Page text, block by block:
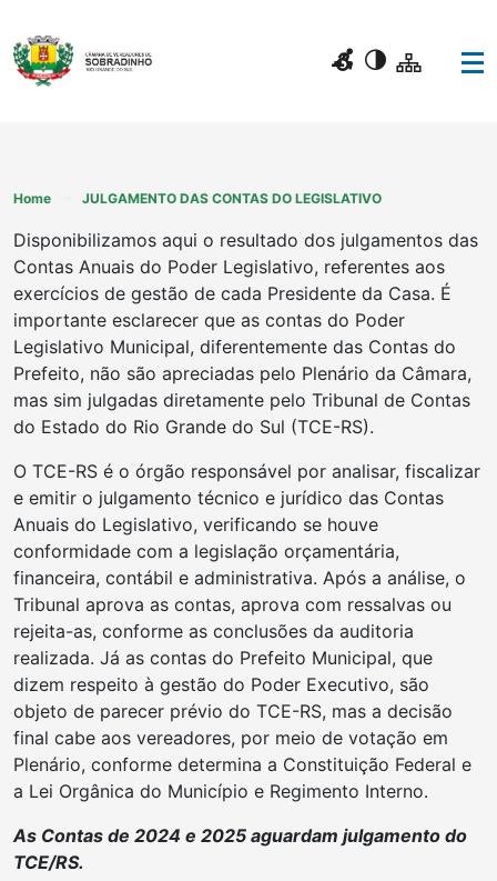
Home JULGAMENTO DAS CONTAS DO LEGISLATIVO
Disponibilizamos aqui o resultado dos julgamentos das
Contas Anuais do Poder Legislativo, referentes aos
exercícios de gestão de cada Presidente da Casa. É
importante esclarecer que as contas do Poder
Legislativo Municipal, diferentemente das Contas do
Prefeito, não são apreciadas pelo Plenário da Câmara,
mas sim julgadas diretamente pelo Tribunal de Contas
do Estado do Rio Grande do Sul (TCE-RS).
O TCE-RS é o órgão responsável por analisar, fiscalizar
e emitir o julgamento técnico e jurídico das Contas
Anuais do Legislativo, verificando se houve
conformidade com a legislação orçamentária,
financeira, contábil e administrativa. Após a análise, o
Tribunal aprova as contas, aprova com ressalvas ou
rejeita-as, conforme as conclusões da auditoria
realizada. Já as contas do Prefeito Municipal, que
dizem respeito à gestão do Poder Executivo, são
objeto de parecer prévio do TCE-RS, mas a decisão
final cabe aos vereadores, por meio de votação em
Plenário, conforme determina a Constituição Federal e
a Lei Orgânica do Município e Regimento Interno.
As Contas de 2024 e 2025 aguardam julgamento do
TCE/RS.